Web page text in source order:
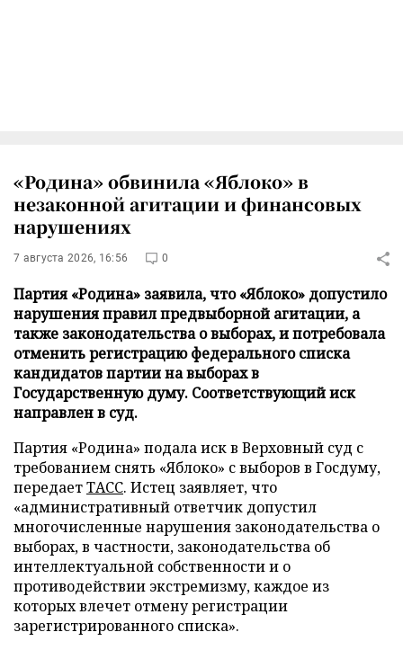
«Родина» обвинила «Яблоко» в
незаконной агитации и финансовых
нарушениях
7 августа 2026, 16:56 0
Партия «Родина» заявила, что «Яблоко» допустило
нарушения правил предвыборной агитации, а
также законодательства о выборах, и потребовала
отменить регистрацию федерального списка
кандидатов партии на выборах в
Государственную думу. Соответствующий иск
направлен в суд.
Партия «Родина» подала иск в Верховный суд с
требованием снять «Яблоко» с выборов в Госдуму,
передаетТАСС. Истец заявляет, что
«административный ответчик допустил
многочисленные нарушения законодательства о
выборах, в частности, законодательства об
интеллектуальной собственности и о
противодействии экстремизму, каждое из
которых влечет отмену регистрации
зарегистрированного списка».